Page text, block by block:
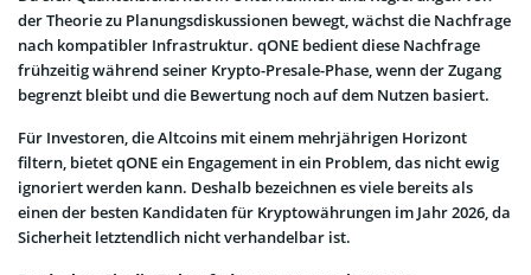
der Theorie zu Planungsdiskussionen bewegt, wächst die Nachfrage
nach kompatibler Infrastruktur. qONE bedient diese Nachfrage
frühzeitig während seiner Krypto-Presale-Phase, wenn der Zugang
begrenzt bleibt und die Bewertung noch auf dem Nutzen basiert.
Für Investoren, die Altcoins mit einem mehrjährigen Horizont
filtern, bietet qONE ein Engagement in ein Problem, das nicht ewig
ignoriert werden kann. Deshalb bezeichnen es viele bereits als
einen der besten Kandidaten für Kryptowährungen im Jahr 2026, da
Sicherheit letztendlich nicht verhandelbar ist.